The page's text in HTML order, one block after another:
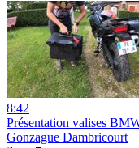
8:42
Présentation valises
Gonzague Dambricourt